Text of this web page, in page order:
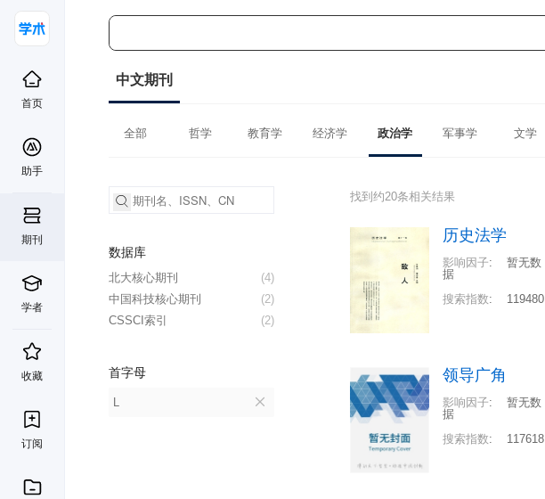
首页
助手
期刊
学者
收藏
订阅
中文期刊
全部 哲学 教育学 经济学 政治学 军事学 文学
数据库
(4)
北大核心期刊
(2)
中国科技核心期刊
(2)
CSSCI索引
首字母
L
找到约20条相关结果
历史法学
影响因子:
暂无数
据
搜索指数: 119480
领导广角
影响因子:
暂无数
据
搜索指数: 117618